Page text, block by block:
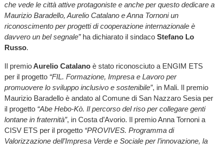
che vede le città attive protagoniste e anche per questo dedicare a
Maurizio Baradello, Aurelio Catalano e Anna Tornoni un
riconoscimento per progetti di cooperazione internazionale è
davvero un bel segnale” ha dichiarato il sindaco Stefano Lo
Russo.
Il premioAurelio Catalanoè stato riconosciuto a ENGIM ETS
per il progetto “FIL. Formazione, Impresa e Lavoro per
promuovere lo sviluppo inclusivo e sostenibile”, in Mali. Il premio
Maurizio Baradello è andato al Comune di San Nazzaro Sesia per
il progetto “Abe Hebo-Kò. Il percorso del riso per collegare genti
lontane in fraternità”, in Costa d’Avorio. Il premio Anna Tornoni a
CISV ETS per il progetto“PROVIVES. Programma di
Valorizzazione dell’Impresa Verde e Sociale per l’innovazione, la